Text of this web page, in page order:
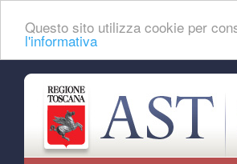
Questo sito utilizza cookie per
l'informativa